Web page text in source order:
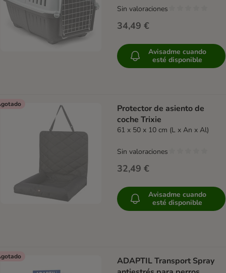
34,49 €
Sin valoraciones
Avisadme cuando
esté disponible
Protector de asiento de
coche Trixie
61 x 50 x 10 cm (L x An x Al)
32,49 €
Sin valoraciones
Avisadme cuando
esté disponible
ADAPTIL Transport Spray